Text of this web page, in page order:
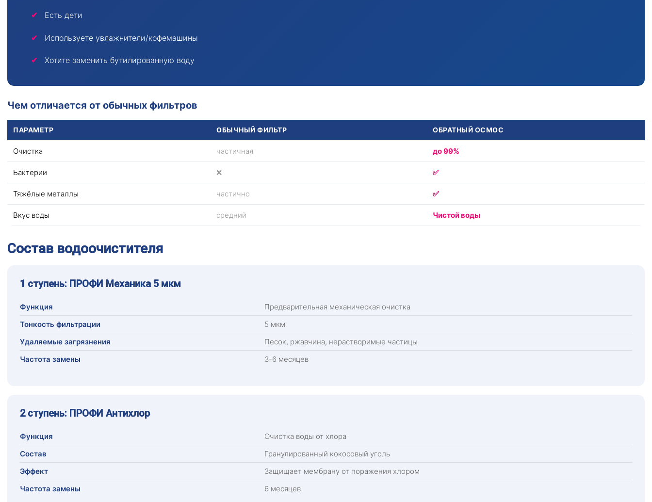
Есть дети
Используете увлажнители/кофемашины
Хотите заменить бутилированную воду
Чем отличается от обычных фильтров
ПАРАМЕТР ОБЫЧНЫЙ ФИЛЬТР ОБРАТНЫЙ ОСМОС
Очистка частичная до 99%
Бактерии ❌ ✅
Тяжёлые металлы частично ✅
Вкус воды средний Чистой воды
Состав водоочистителя
1 ступень: ПРОФИ Механика 5 мкм
Функция
Предварительная механическая очистка
Тонкость фильтрации
5 мкм
Удаляемые загрязнения
Песок, ржавчина, нерастворимые частицы
Частота замены
3-6 месяцев
2 ступень: ПРОФИ Антихлор
Функция
Очистка воды от хлора
Состав
Гранулированный кокосовый уголь
Эффект
Защищает мембрану от поражения хлором
Частота замены
6 месяцев